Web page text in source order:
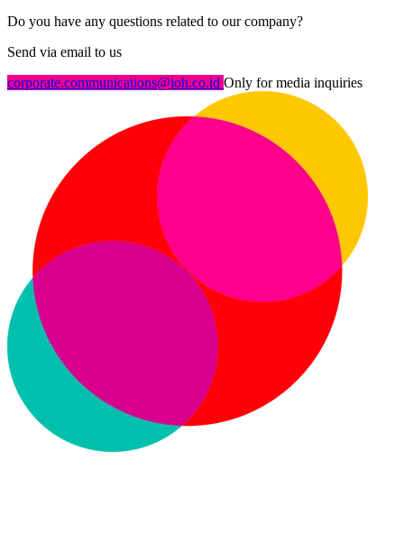
Do you have any questions related to our company?
Send via email to us
corporate.communications@ioh.co.id Only for media inquiries